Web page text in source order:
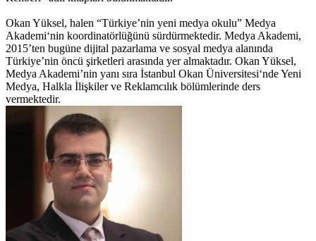
Okan Yüksel, halen “Türkiye’nin yeni medya okulu” Medya
Akademi‘nin koordinatörlüğünü sürdürmektedir. Medya Akademi,
2015’ten bugüne dijital pazarlama ve sosyal medya alanında
Türkiye’nin öncü şirketleri arasında yer almaktadır. Okan Yüksel,
Medya Akademi’nin yanı sıra İstanbul Okan Üniversitesi‘nde Yeni
Medya, Halkla İlişkiler ve Reklamcılık bölümlerinde ders
vermektedir.